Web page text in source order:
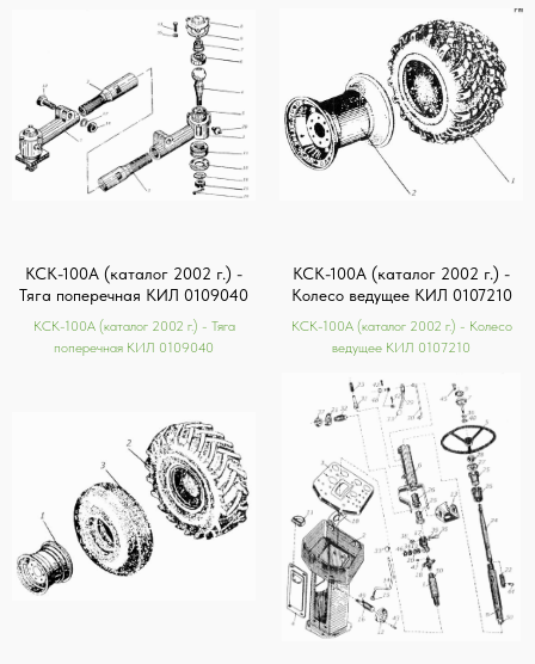
КСК-100А (каталог 2002 г.) -
Тяга поперечная КИЛ 0109040
КСК-100А (каталог 2002 г.) - Тяга
поперечная КИЛ 0109040
КСК-100А (каталог 2002 г.) -
Колесо ведущее КИЛ 0107210
КСК-100А (каталог 2002 г.) - Колесо
ведущее КИЛ 0107210